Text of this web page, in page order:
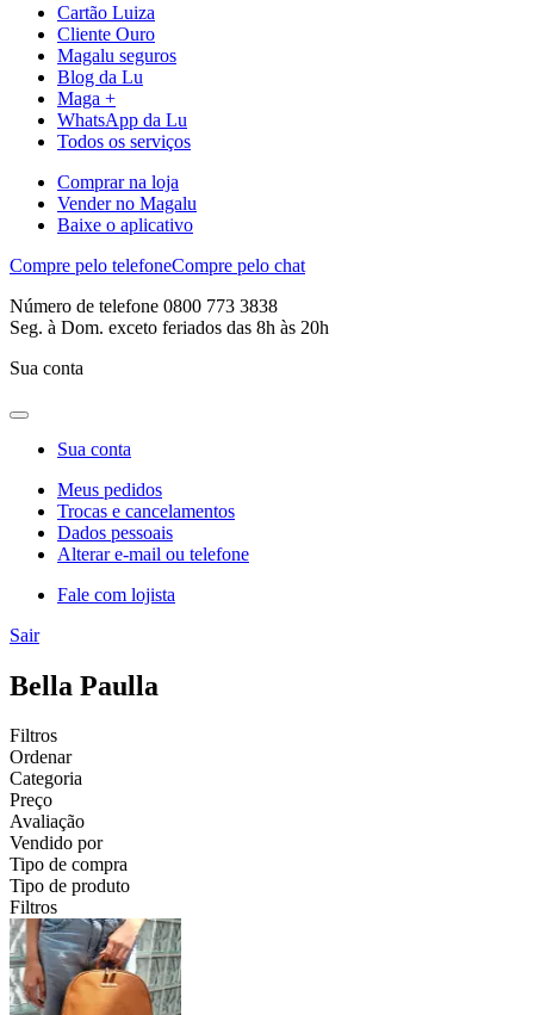
Cartão Luiza
Cliente Ouro
Magalu seguros
Blog da Lu
Maga +
WhatsApp da Lu
Todos os serviços
Comprar na loja
Vender no Magalu
Baixe o aplicativo
Compre pelo telefoneCompre pelo chat
Número de telefone 0800 773 3838
Seg. à Dom. exceto feriados das 8h às 20h
Sua conta
Sua conta
Meus pedidos
Trocas e cancelamentos
Dados pessoais
Alterar e-mail ou telefone
Fale com lojista
Sair
Bella Paulla
Filtros
Ordenar
Categoria
Preço
Avaliação
Vendido por
Tipo de compra
Tipo de produto
Filtros